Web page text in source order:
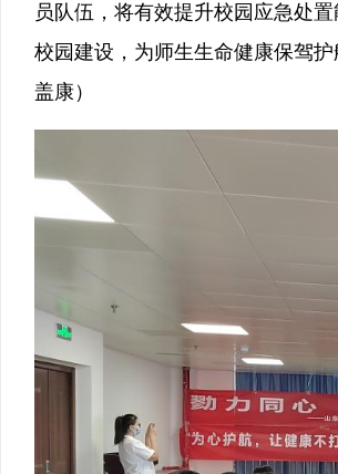
员队伍，将有效提升校园应急处
校园建设，为师生生命健康保驾护
盖康）